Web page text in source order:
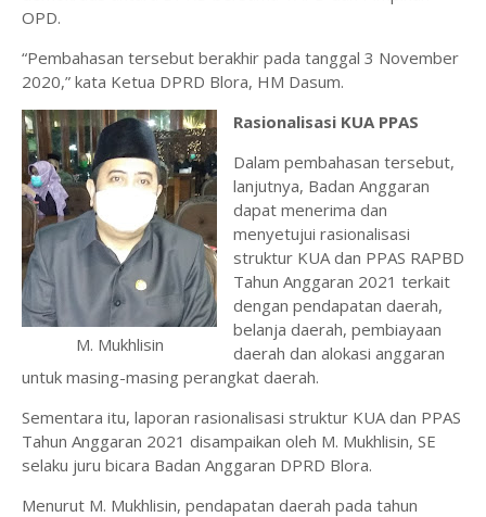
OPD.
“Pembahasan tersebut berakhir pada tanggal 3 November
2020,” kata Ketua DPRD Blora, HM Dasum.
M. Mukhlisin
Rasionalisasi KUA PPAS
Dalam pembahasan tersebut,
lanjutnya, Badan Anggaran
dapat menerima dan
menyetujui rasionalisasi
struktur KUA dan PPAS RAPBD
Tahun Anggaran 2021 terkait
dengan pendapatan daerah,
belanja daerah, pembiayaan
daerah dan alokasi anggaran
untuk masing-masing perangkat daerah.
Sementara itu, laporan rasionalisasi struktur KUA dan PPAS
Tahun Anggaran 2021 disampaikan oleh M. Mukhlisin, SE
selaku juru bicara Badan Anggaran DPRD Blora.
Menurut M. Mukhlisin, pendapatan daerah pada tahun